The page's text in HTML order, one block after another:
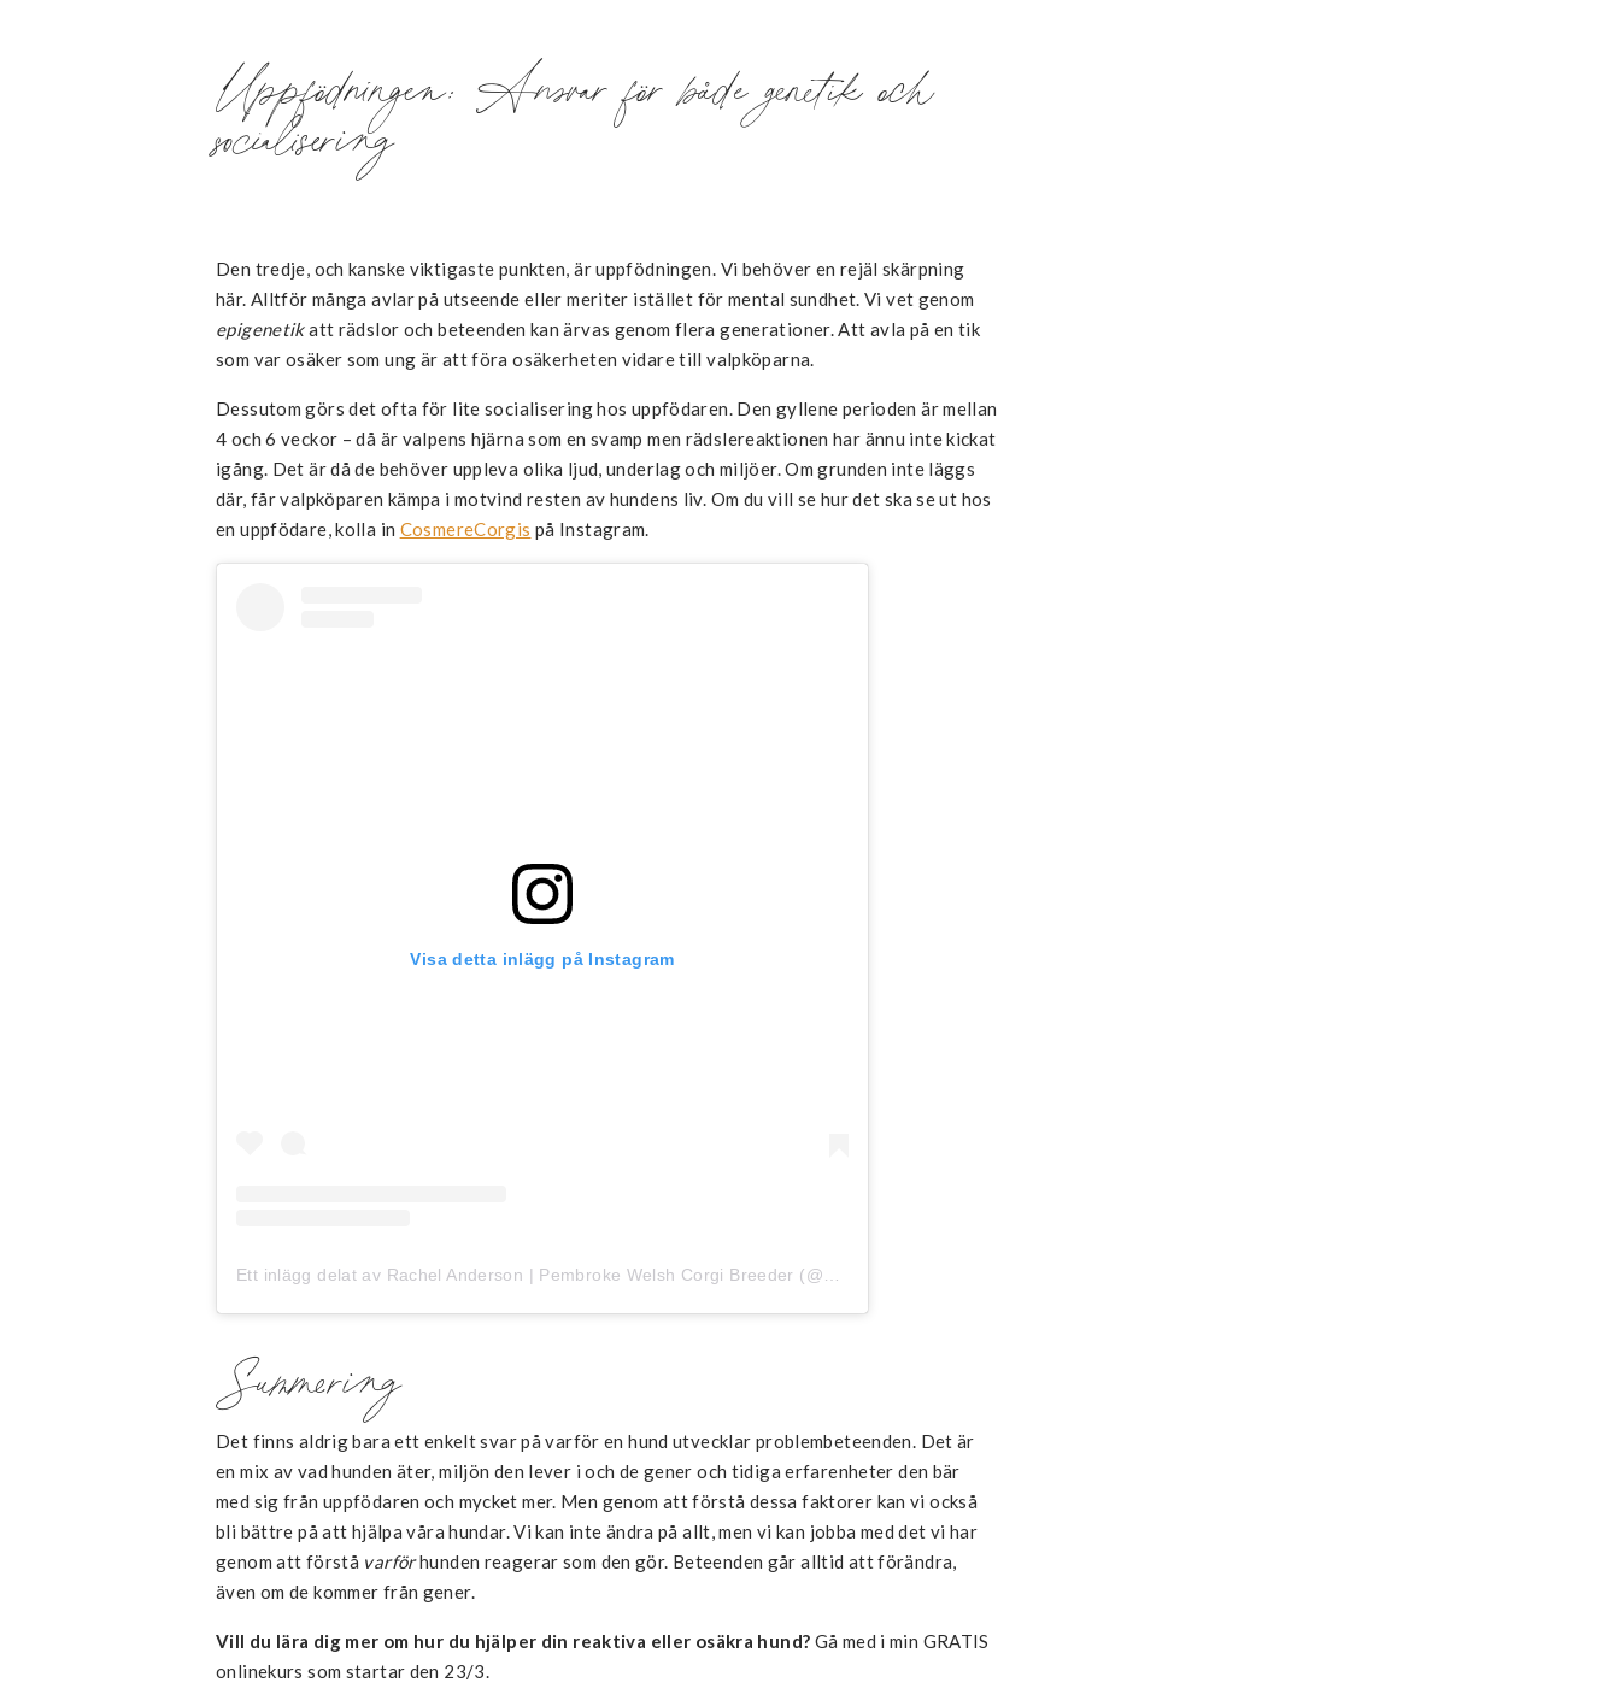
Uppfödningen: Ansvar för både genetik och
socialisering
Den tredje, och kanske viktigaste punkten, är uppfödningen. Vi behöver en rejäl skärpning
här. Alltför många avlar på utseende eller meriter istället för mental sundhet. Vi vet genom
epigenetikatt rädslor och beteenden kan ärvas genom flera generationer. Att avla på en tik
som var osäker som ung är att föra osäkerheten vidare till valpköparna.
Dessutom görs det ofta för lite socialisering hos uppfödaren. Den gyllene perioden är mellan
4 och 6 veckor – då är valpens hjärna som en svamp men rädslereaktionen har ännu inte kickat
igång. Det är då de behöver uppleva olika ljud, underlag och miljöer. Om grunden inte läggs
där, får valpköparen kämpa i motvind resten av hundens liv. Om du vill se hur det ska se ut hos
en uppfödare, kolla in CosmereCorgis på Instagram.
Visa detta inlägg på Instagram
Summering
Det finns aldrig bara ett enkelt svar på varför en hund utvecklar problembeteenden. Det är
en mix av vad hunden äter, miljön den lever i och de gener och tidiga erfarenheter den bär
med sig från uppfödaren och mycket mer. Men genom att förstå dessa faktorer kan vi också
bli bättre på att hjälpa våra hundar. Vi kan inte ändra på allt, men vi kan jobba med det vi har
genom att förstå varförhunden reagerar som den gör. Beteenden går alltid att förändra,
även om de kommer från gener.
Vill du lära dig mer om hur du hjälper din reaktiva eller osäkra hund? Gå med i min GRATIS
onlinekurs som startar den 23/3.